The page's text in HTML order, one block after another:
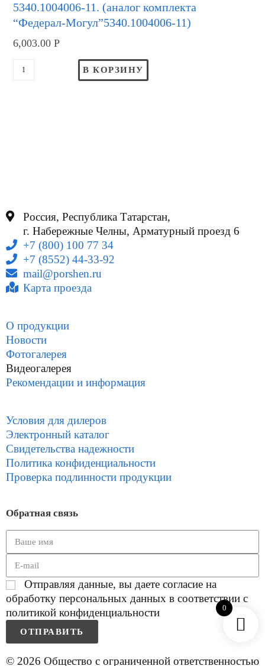
5340.1004006-11. (аналог комплекта
“Федерал-Могул”5340.1004006-11)
6,003.00Р
В КОРЗИНУ
Россия, Республика Татарстан,
г. Набережные Челны, Арматурный проезд 6
+7 (800) 100 77 34
+7 (8552) 44-33-92
mail@porshen.ru
Карта проезда
О продукции
Новости
Фотогалерея
Видеогалерея
Рекомендации и информация
Условия для дилеров
Электронный каталог
Свидетельства надежности
Политика конфиденциальности
Проверка подлинности продукции
Обратная связь
Отправляя данные, вы даете согласие на
обработку персональных данных в соответствии с
политикой конфиденциальности
ОТПРАВИТЬ
© 2026 Общество с ограниченной ответственностью
0